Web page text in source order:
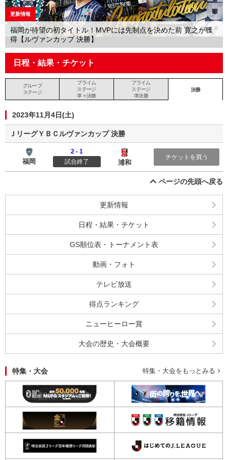
更新情報
福岡が待望の初タイトル！MVPには先制点を決めた前 寛之が獲
得【ルヴァンカップ 決勝】
日程・結果・チケット
グループ
ステージ
プライム
ステージ
準々決勝
プライム
ステージ
準決勝
決勝
2023年11月4日(土)
ＪリーグＹＢＣルヴァンカップ 決勝
福岡
2 - 1
試合終了
浦和
チケットを買う
ページの先頭へ戻る
更新情報
日程・結果・チケット
GS順位表・トーナメント表
動画・フォト
テレビ放送
得点ランキング
ニューヒーロー賞
大会の歴史・大会概要
特集・大会 特集・大会をもっとみる